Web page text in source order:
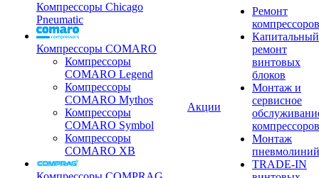
Компрессоры Chicago
Pneumatic
Компрессоры COMARO
Компрессоры
COMARO Legend
Компрессоры
COMARO Mythos
Компрессоры
COMARO Symbol
Компрессоры
COMARO XB
Акции
Ремонт
компрессоров
Капитальный
ремонт
винтовых
блоков
Монтаж и
сервисное
компрессоров
Монтаж
пневмолиний
TRADE-IN